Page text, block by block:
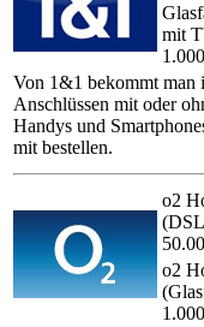
mit
Von 1&1 bekommt man
Anschlüssen mit oder
Handys und
mit bestellen.
o2
o2